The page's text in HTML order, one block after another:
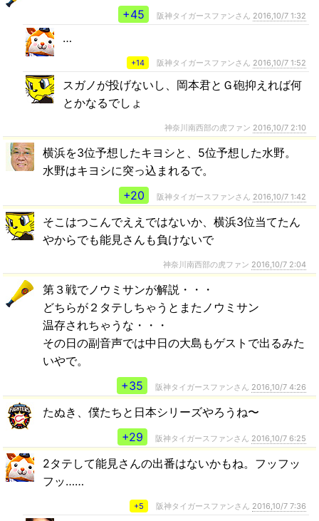
+45
阪神タイガースファンさん 2016,10/7 1:32
…
+14 阪神タイガースファンさん 2016,10/7 1:52
スガノが投げないし、岡本君とＧ砲抑えれば何
とかなるでしょ
神奈川南西部の虎ファン 2016,10/7 2:10
横浜を3位予想したキヨシと、5位予想した水野。
水野はキヨシに突っ込まれるで。
+20
阪神タイガースファンさん 2016,10/7 1:42
そこはつこんでええではないか、横浜3位当てたん
やからでも能見さんも負けないで
神奈川南西部の虎ファン 2016,10/7 2:04
第３戦でノウミサンが解説・・・
どちらが２タテしちゃうとまたノウミサン
温存されちゃうな・・・
その日の副音声では中日の大島もゲストで出るみた
いやで。
+35
阪神タイガースファンさん 2016,10/7 4:26
たぬき、僕たちと日本シリーズやろうね〜
+29
阪神タイガースファンさん 2016,10/7 6:25
2タテして能見さんの出番はないかもね。フッフッ
フッ……
+5 阪神タイガースファンさん 2016,10/7 7:36